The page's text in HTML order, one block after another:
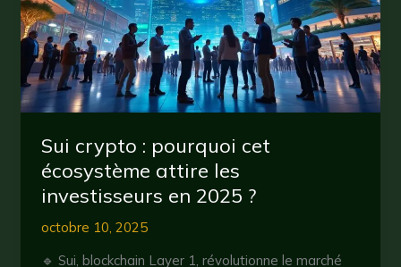
blockchain
incontournable
en
2025
Sui crypto : pourquoi cet
écosystème attire les
investisseurs en 2025 ?
octobre 10, 2025
🔹 Sui, blockchain Layer 1, révolutionne le marché